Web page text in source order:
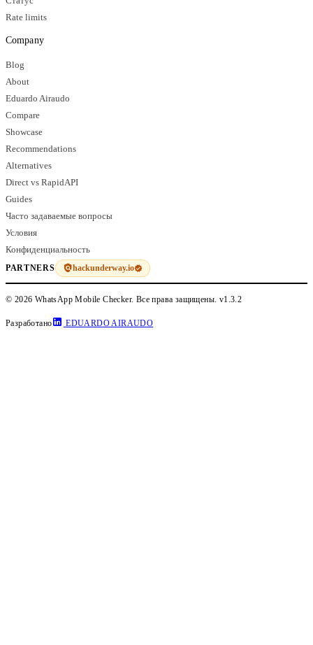
Rate limits
Company
Blog
About
Eduardo Airaudo
Compare
Showcase
Recommendations
Alternatives
Direct vs RapidAPI
Guides
Часто задаваемые вопросы
Условия
Конфиденциальность
PARTNERS hackunderway.io
© 2026 WhatsApp Mobile Checker. Все права защищены. v1.3.2
Разработано EDUARDO AIRAUDO